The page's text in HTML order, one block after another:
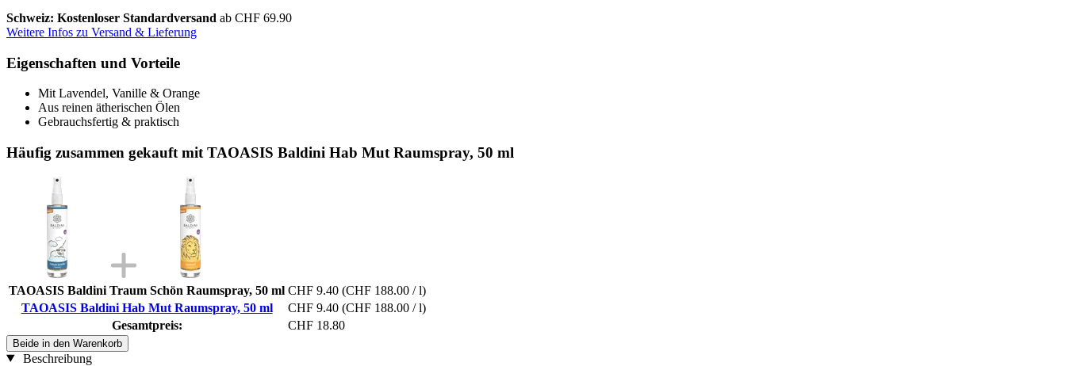
Schweiz: Kostenloser Standardversand ab CHF 69.90
Weitere Infos zu Versand & Lieferung
Eigenschaften und Vorteile
Mit Lavendel, Vanille & Orange
Aus reinen ätherischen Ölen
Gebrauchsfertig & praktisch
Häufig zusammen gekauft mit TAOASIS Baldini Hab Mut Raumspray, 50 ml
TAOASIS Baldini Traum Schön Raumspray, 50 ml CHF 9.40 (CHF 188.00 / l)
TAOASIS Baldini Hab Mut Raumspray, 50 ml
CHF 9.40 (CHF 188.00 / l)
Gesamtpreis:
CHF 18.80
Beide in den Warenkorb
Beschreibung